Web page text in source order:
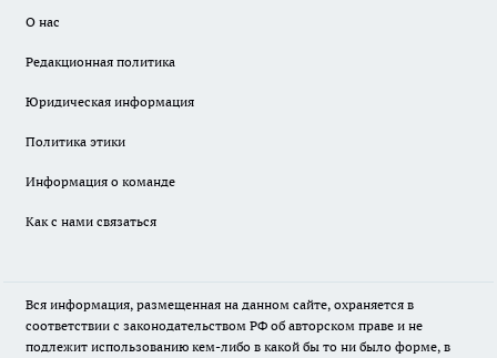
О нас
Редакционная политика
Юридическая информация
Политика этики
Информация о команде
Как с нами связаться
Вся информация, размещенная на данном сайте, охраняется в
соответствии с законодательством РФ об авторском праве и не
подлежит использованию кем-либо в какой бы то ни было форме, в